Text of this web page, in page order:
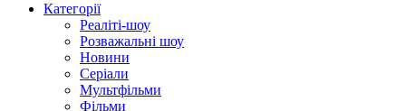
Категорії
Реаліті-шоу
Розважальні шоу
Новини
Серіали
Мультфільми
Фільми